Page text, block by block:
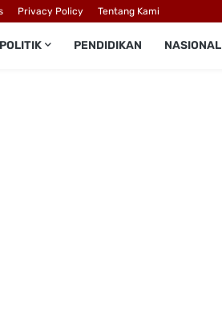
Privacy Policy Tentang Kami
POLITIK PENDIDIKAN NASIONAL